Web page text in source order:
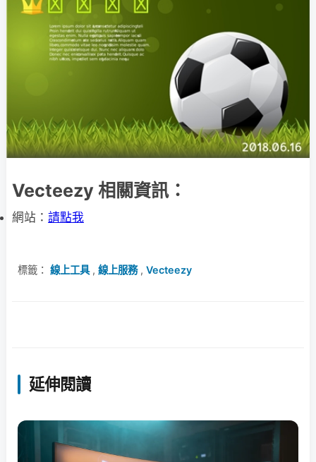
Vecteezy 相關資訊：
網站： 請點我
標籤： 線上工具, 線上服務, Vecteezy
延伸閱讀